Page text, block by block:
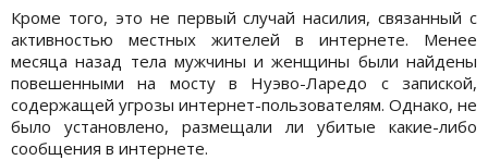
Кроме того, это не первый случай насилия, связанный с
активностью местных жителей в интернете. Менее
месяца назад тела мужчины и женщины были найдены
повешенными на мосту в Нуэво-Ларедо с запиской,
содержащей угрозы интернет-пользователям. Однако, не
было установлено, размещали ли убитые какие-либо
сообщения в интернете.